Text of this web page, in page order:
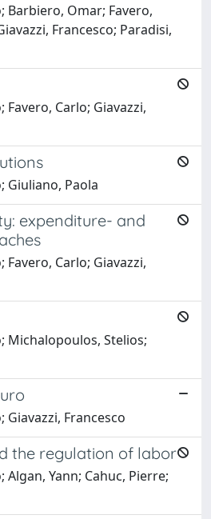
Barbiero, Omar; Favero,
Francesco; Paradisi,
Favero, Carlo; Giavazzi,
Giuliano, Paola
expenditure- and
Favero, Carlo; Giavazzi,
Michalopoulos, Stelios;
Giavazzi, Francesco
the regulation of labor
Algan, Yann; Cahuc, Pierre;